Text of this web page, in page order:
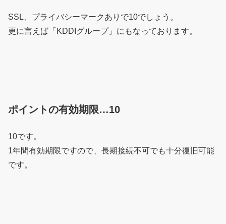
SSL、プライバシーマークありで10でしょう。
更に言えば「KDDIグループ」にもなっております。
ポイントの有効期限…10
10です。
1年間有効期限ですので、長期接続不可でも十分復旧可能
です。